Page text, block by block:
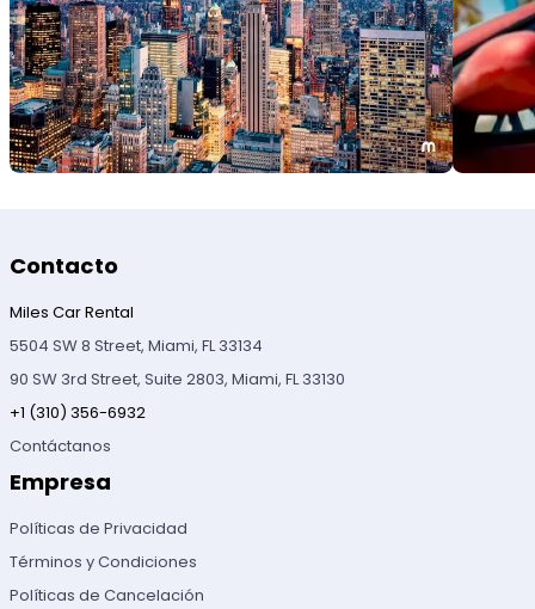
Contacto
Miles Car Rental
5504 SW 8 Street, Miami, FL 33134
90 SW 3rd Street, Suite 2803, Miami, FL 33130
+1 (310) 356-6932
Contáctanos
Empresa
Políticas de Privacidad
Términos y Condiciones
Políticas de Cancelación